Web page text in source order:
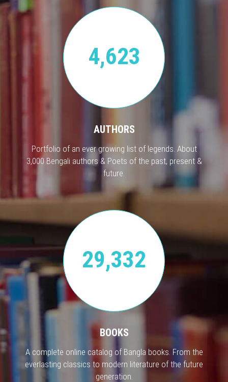
4,623
AUTHORS
Portfolio of an ever growing list of legends. About
3,000 Bengali authors & Poets of the past, present &
future.
29,332
BOOKS
A complete online catalog of Bangla books. From the
everlasting classics to modern literature of the future
generation.